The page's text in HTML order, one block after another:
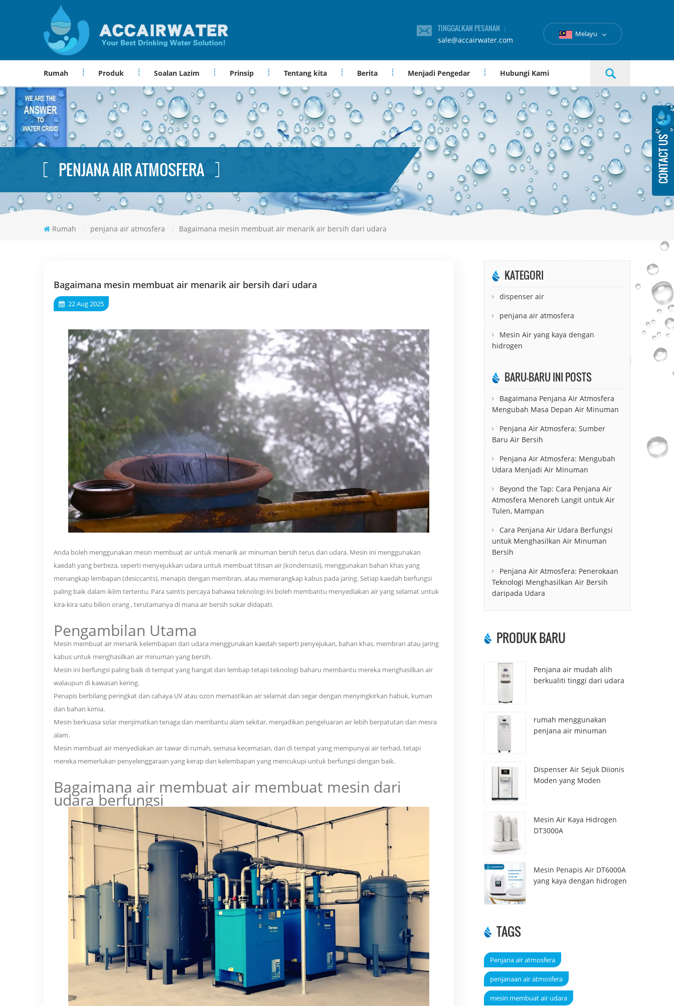
TINGGALKAN PESANAN ：
sale@accairwater.com
Melayu
Rumah Produk Soalan Lazim Prinsip Tentang kita Berita Menjadi Pengedar Hubungi Kami
PENJANA AIR ATMOSFERA
Rumah / penjana air atmosfera / Bagaimana mesin membuat air menarik air bersih dari udara
Bagaimana mesin membuat air menarik air bersih dari udara
22 Aug 2025
Anda boleh menggunakan mesin membuat air untuk menarik air minuman bersih terus dari udara. Mesin ini menggunakan
kaedah yang berbeza, seperti menyejukkan udara untuk membuat titisan air (kondensasi), menggunakan bahan khas yang
menangkap lembapan (desiccants), menapis dengan membran, atau memerangkap kabus pada jaring. Setiap kaedah berfungsi
paling baik dalam iklim tertentu. Para saintis percaya bahawa teknologi ini boleh membantu menyediakan air yang selamat untuk
kira-kira satu bilion orang, terutamanya di mana air bersih sukar didapati.
Pengambilan Utama
Mesin membuat air menarik kelembapan dari udara menggunakan kaedah seperti penyejukan, bahan khas, membran atau jaring
kabus untuk menghasilkan air minuman yang bersih.
Mesin ini berfungsi paling baik di tempat yang hangat dan lembap tetapi teknologi baharu membantu mereka menghasilkan air
walaupun di kawasan kering.
Penapis berbilang peringkat dan cahaya UV atau ozon memastikan air selamat dan segar dengan menyingkirkan habuk, kuman
dan bahan kimia.
Mesin berkuasa solar menjimatkan tenaga dan membantu alam sekitar, menjadikan pengeluaran air lebih berpatutan dan mesra
alam.
Mesin membuat air menyediakan air tawar di rumah, semasa kecemasan, dan di tempat yang mempunyai air terhad, tetapi
mereka memerlukan penyelenggaraan yang kerap dan kelembapan yang mencukupi untuk berfungsi dengan baik.
Bagaimana air membuat air membuat mesin dari
udaraberfungsi
KATEGORI
dispenser air
penjana air atmosfera
Mesin Air yang kaya dengan
hidrogen
BARU-BARU INI POSTS
Bagaimana Penjana Air Atmosfera
Mengubah Masa Depan Air Minuman
Penjana Air Atmosfera: Sumber
Baru Air Bersih
Penjana Air Atmosfera: Mengubah
Udara Menjadi Air Minuman
Beyond the Tap: Cara Penjana Air
Atmosfera Menoreh Langit untuk Air
Tulen, Mampan
Cara Penjana Air Udara Berfungsi
untuk Menghasilkan Air Minuman
Bersih
Penjana Air Atmosfera: Penerokaan
Teknologi Menghasilkan Air Bersih
daripada Udara
PRODUK BARU
Penjana air mudah alih
berkualiti tinggi dari udara
rumah menggunakan
penjana air minuman
Dispenser Air Sejuk Diionis
Moden yang Moden
Mesin Air Kaya Hidrogen
DT3000A
Mesin Penapis Air DT6000A
yang kaya dengan hidrogen
TAGS
Penjana air atmosfera
penjanaan air atmosfera
mesin membuat air udara